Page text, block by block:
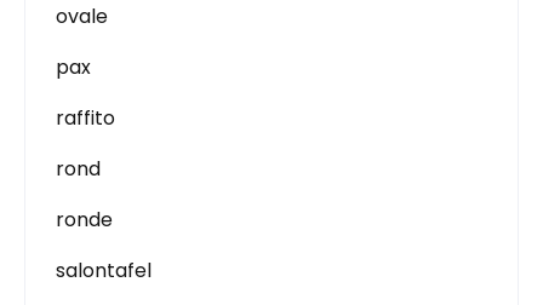
ovale
pax
raffito
rond
ronde
salontafel